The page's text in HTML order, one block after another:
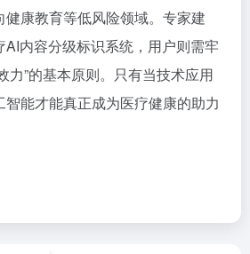
康教育等低风险领域。专家建
内容分级标识系统，用户则需牢
力”的基本原则。只有当技术应用
能才能真正成为医疗健康的助力